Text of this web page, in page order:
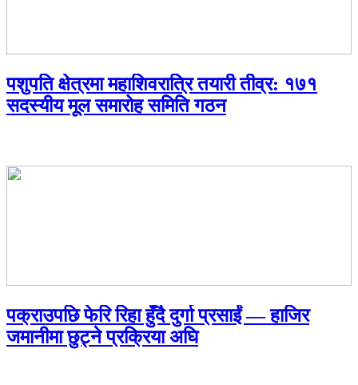
पशुपति क्षेत्रमा महाशिवरात्रि तयारी तीव्र: १७१
सदस्यीय मूल समारोह समिति गठन
पक्राउपछि फेरि रिहा हुँदै दुर्गा प्रसाईं — हाजिर
जमानीमा छुट्ने प्रक्रिया अघि